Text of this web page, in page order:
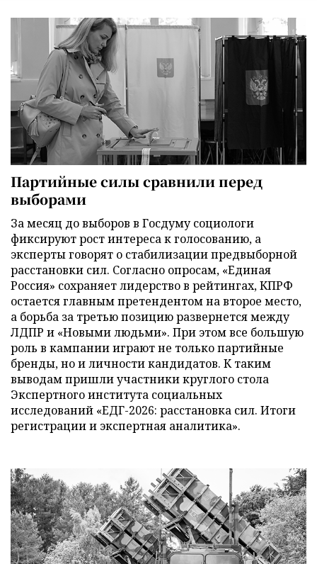
Партийные силы сравнили перед
выборами
За месяц до выборов в Госдуму социологи
фиксируют рост интереса к голосованию, а
эксперты говорят о стабилизации предвыборной
расстановки сил. Согласно опросам, «Единая
Россия» сохраняет лидерство в рейтингах, КПРФ
остается главным претендентом на второе место,
а борьба за третью позицию развернется между
ЛДПР и «Новыми людьми». При этом все большую
роль в кампании играют не только партийные
бренды, но и личности кандидатов. К таким
выводам пришли участники круглого стола
Экспертного института социальных
исследований «ЕДГ-2026: расстановка сил. Итоги
регистрации и экспертная аналитика».